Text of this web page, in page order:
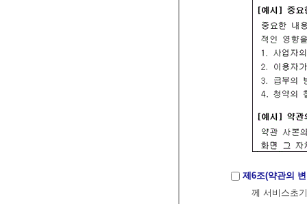
제6조(약관의
께 서비스초